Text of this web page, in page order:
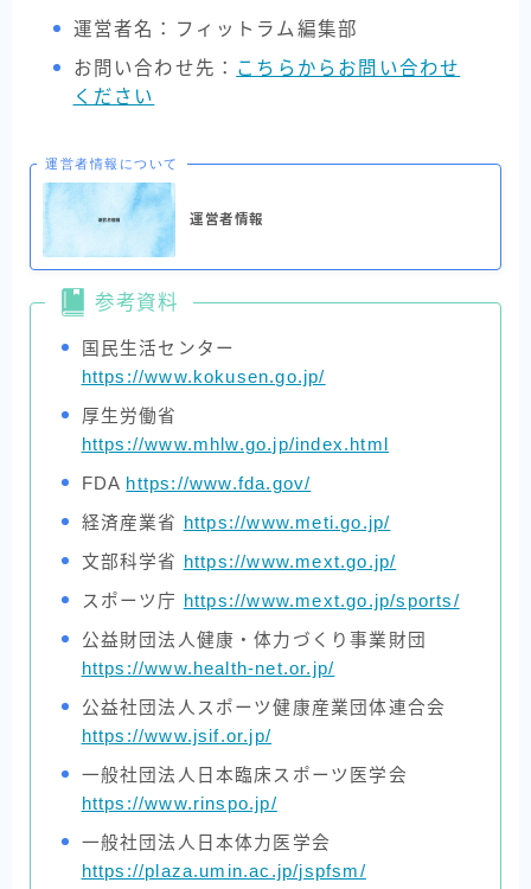
運営者名：フィットラム編集部
お問い合わせ先： こちらからお問い合わせ
ください
運営者情報について
運営者情報
参考資料
国民生活センター
https://www.kokusen.go.jp/
厚生労働省
https://www.mhlw.go.jp/index.html
FDA https://www.fda.gov/
経済産業省 https://www.meti.go.jp/
文部科学省 https://www.mext.go.jp/
スポーツ庁 https://www.mext.go.jp/sports/
公益財団法人健康・体力づくり事業財団
https://www.health-net.or.jp/
公益社団法人スポーツ健康産業団体連合会
https://www.jsif.or.jp/
一般社団法人日本臨床スポーツ医学会
https://www.rinspo.jp/
一般社団法人日本体力医学会
https://plaza.umin.ac.jp/jspfsm/